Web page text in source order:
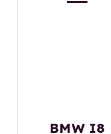
BMW I8